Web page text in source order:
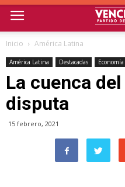
Inicio América Latina
América Latina Destacadas Economía
La cuenca
disputa
15 febrero, 2021